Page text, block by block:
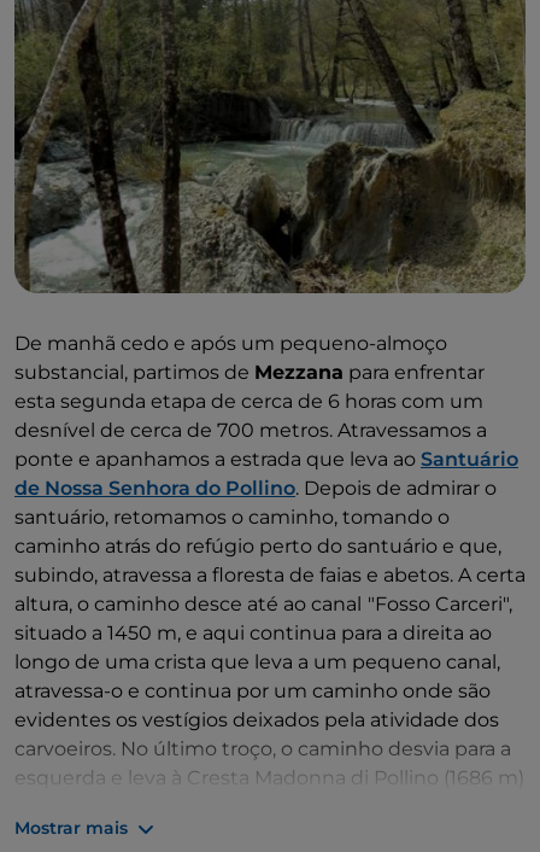
De manhã cedo e após um pequeno-almoço
substancial, partimos de Mezzana para enfrentar
esta segunda etapa de cerca de 6 horas com um
desnível de cerca de 700 metros. Atravessamos a
ponte e apanhamos a estrada que leva ao Santuário
de Nossa Senhora do Pollino. Depois de admirar o
santuário, retomamos o caminho, tomando o
caminho atrás do refúgio perto do santuário e que,
subindo, atravessa a floresta de faias e abetos. A certa
altura, o caminho desce até ao canal "Fosso Carceri",
situado a 1450 m, e aqui continua para a direita ao
longo de uma crista que leva a um pequeno canal,
atravessa-o e continua por um caminho onde são
evidentes os vestígios deixados pela atividade dos
carvoeiros. No último troço, o caminho desvia para a
esquerda e leva à Cresta Madonna di Pollino (1686 m)
Serra del Prete. Depois de atravessar o leito da ribeira
Mostrar mais